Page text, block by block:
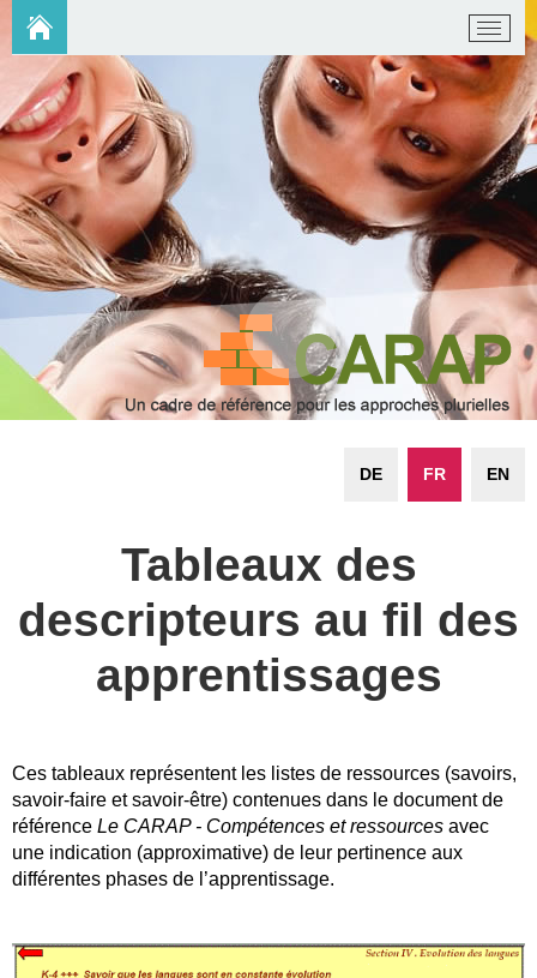
EN
FR
DE
Tableaux des
descripteurs au fil des
apprentissages
Ces tableaux représentent les listes de ressources (savoirs,
savoir-faire et savoir-être) contenues dans le document de
référence Le CARAP - Compétences et ressources avec
une indication (approximative) de leur pertinence aux
différentes phases de l’apprentissage.